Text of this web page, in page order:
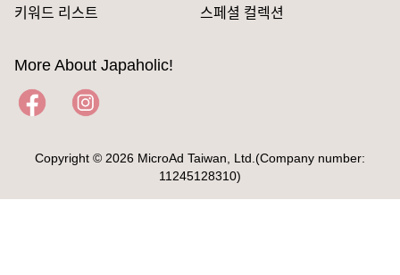
키워드 리스트
스페셜 컬렉션
More About Japaholic!
Copyright © 2026 MicroAd Taiwan, Ltd.(Company number:
11245128310)